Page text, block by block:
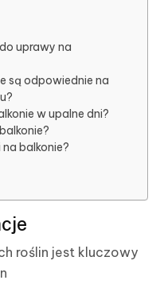
uprawy na
są odpowiednie na
w upalne dni?
balkonie?
roślin jest kluczowy